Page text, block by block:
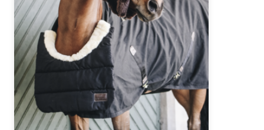
gecombineerd met een sterke klittenband sluitingen, 2
kruisingels en een afneembaar bilkoord.
Onderhoudstips
De deken kan gewassen worden op 30 graden. Om de
waterdichtheid te garanderen raden we aan om de deken na 5
keer wassen te impregneren. Stop de deken nooit in de droger.